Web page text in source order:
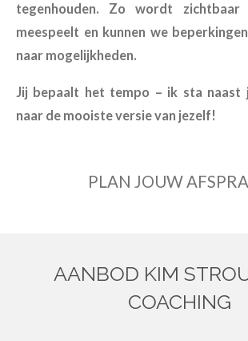
tegenhouden. Zo wordt zichtbaar
meespeelt en kunnen we
naar mogelijkheden.
Jij bepaalt het tempo – ik sta naast
naar de mooiste versie van jezelf!
PLAN JOUW
AANBOD KIM
COACHING